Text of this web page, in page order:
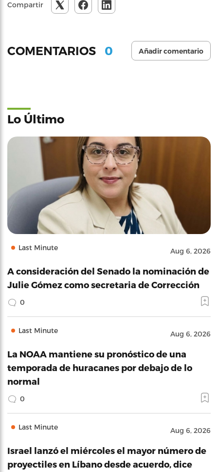
Compartir
COMENTARIOS 0 Añadir comentario
Lo Último
Last Minute Aug 6, 2026
A consideración del Senado la nominación de
Julie Gómez como secretaria de Corrección
0
Last Minute Aug 6, 2026
La NOAA mantiene su pronóstico de una
temporada de huracanes por debajo de lo
normal
0
Last Minute Aug 6, 2026
Israel lanzó el miércoles el mayor número de
proyectiles en Líbano desde acuerdo, dice